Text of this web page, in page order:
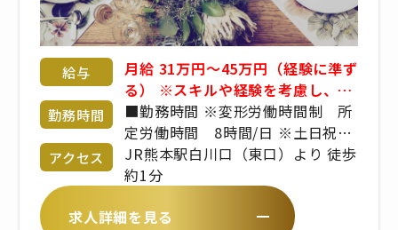
給与
月給 31万円～45万円（経験に準ず
る） ※スキルや経験を考慮し、決
定します。
勤務時間
■勤務時間 ※変形労働時間制 所
定労働時間 8時間/日 ※土日祝日
は運用上、休日とはなりません シ
フト制（休憩1時間） ※宴席日、
繁忙期により変動あり ※出勤時
間、勤務時間は、拠点により異な
アクセス
JR熊本駅白川口（東口）より 徒歩
約1分
求人詳細を見る